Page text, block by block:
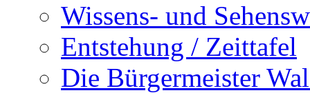
Wissens- und
Entstehung / Zeittafel
Die Bürgermeister